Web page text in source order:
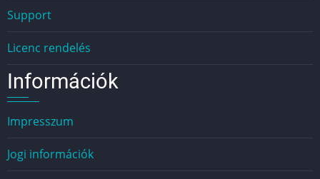
Support
Licenc rendelés
Információk
Impresszum
Jogi információk